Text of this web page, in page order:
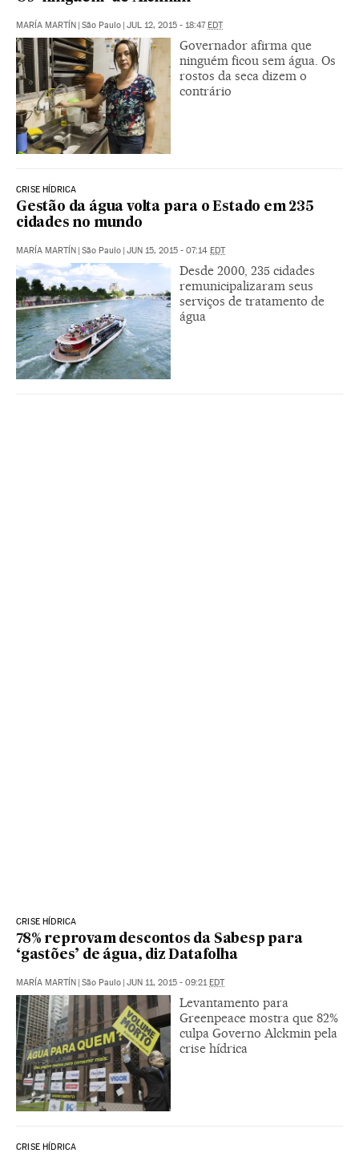
MARÍA MARTÍN | São Paulo | JUL 12, 2015 - 18:47EDT
Governador afirma que
ninguém ficou sem água. Os
rostos da seca dizem o
contrário
CRISE HÍDRICA
Gestão da água volta para o Estado em 235
cidades no mundo
MARÍA MARTÍN | São Paulo | JUN 15, 2015 - 07:14 EDT
Desde 2000, 235 cidades
remunicipalizaram seus
serviços de tratamento de
água
CRISE HÍDRICA
78% reprovam descontos da Sabesp para
‘gastões’ de água, diz Datafolha
MARÍA MARTÍN | São Paulo | JUN 11, 2015 - 09:21EDT
Levantamento para
Greenpeace mostra que 82%
culpa Governo Alckmin pela
crise hídrica
CRISE HÍDRICA